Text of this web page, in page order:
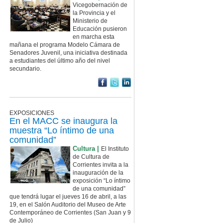
Vicegobernación de
la Provincia y el
Ministerio de
Educación pusieron
en marcha esta
mañana el programa Modelo Cámara de
Senadores Juvenil, una iniciativa destinada
a estudiantes del último año del nivel
secundario.
EXPOSICIONES
En el MACC se inaugura la
muestra “Lo íntimo de una
comunidad”
Cultura |
El Instituto
de Cultura de
Corrientes invita a la
inauguración de la
exposición “Lo íntimo
de una comunidad”
que tendrá lugar el jueves 16 de abril, a las
19, en el Salón Auditorio del Museo de Arte
Contemporáneo de Corrientes (San Juan y 9
de Julio)